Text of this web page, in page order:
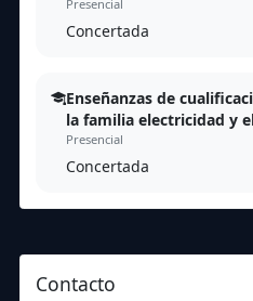
Presencial
Concertada
Enseñanzas de
la familia electricidad y
Presencial
Concertada
Contacto